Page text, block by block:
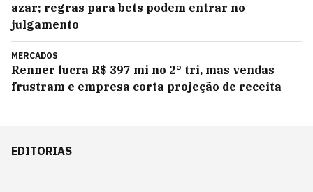
azar; regras para bets podem entrar no
julgamento
MERCADOS
Renner lucra R$ 397 mi no 2° tri, mas vendas
frustram e empresa corta projeção de receita
EDITORIAS